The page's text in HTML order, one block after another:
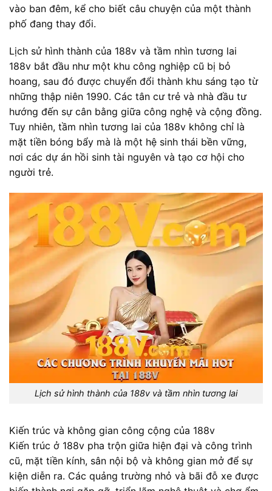
vào ban đêm, kể cho biết câu chuyện của một thành
phố đang thay đổi.
Lịch sử hình thành của 188v và tầm nhìn tương lai
188v bắt đầu như một khu công nghiệp cũ bị bỏ
hoang, sau đó được chuyển đổi thành khu sáng tạo từ
những thập niên 1990. Các tân cư trẻ và nhà đầu tư
hướng đến sự cân bằng giữa công nghệ và cộng đồng.
Tuy nhiên, tầm nhìn tương lai của 188v không chỉ là
mặt tiền bóng bẩy mà là một hệ sinh thái bền vững,
nơi các dự án hồi sinh tài nguyên và tạo cơ hội cho
người trẻ.
Lịch sử hình thành của 188v và tầm nhìn tương lai
Kiến trúc và không gian công cộng của 188v
Kiến trúc ở 188v pha trộn giữa hiện đại và công trình
cũ, mặt tiền kính, sân nội bộ và không gian mở để sự
kiện diễn ra. Các quảng trường nhỏ và bãi đỗ xe được